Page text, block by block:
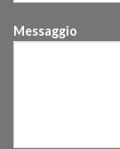
Messaggio